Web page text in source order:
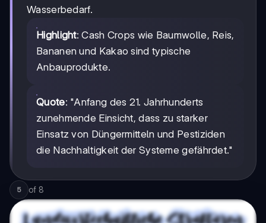
Wasserbedarf.
Highlight: Cash Crops wie Baumwolle, Reis,
Bananen und Kakao sind typische
Anbauprodukte.
Quote: "Anfang des 21. Jahrhunderts
zunehmende Einsicht, dass zu starker
Einsatz von Düngermitteln und Pestiziden
die Nachhaltigkeit der Systeme gefährdet."
5 of 8